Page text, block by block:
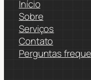
Início
Sobre
Serviços
Contato
Perguntas